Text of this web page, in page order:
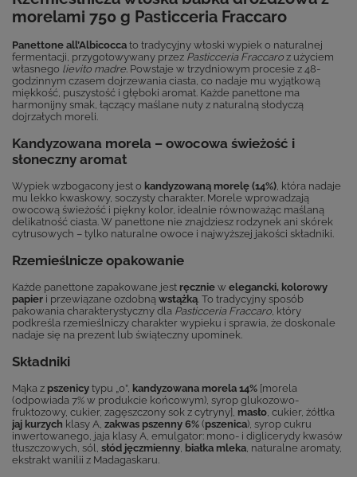
morelami 750 g Pasticceria Fraccaro
Panettone all’Albicocca to tradycyjny włoski wypiek o naturalnej
fermentacji, przygotowywany przez Pasticceria Fraccaro z użyciem
własnego lievito madre. Powstaje w trzydniowym procesie z 48-
godzinnym czasem dojrzewania ciasta, co nadaje mu wyjątkową
miękkość, puszystość i głęboki aromat. Każde panettone ma
harmonijny smak, łączący maślane nuty z naturalną słodyczą
dojrzałych moreli.
Kandyzowana morela – owocowa świeżość i
słoneczny aromat
Wypiek wzbogacony jest o kandyzowaną morelę (14%), która nadaje
mu lekko kwaskowy, soczysty charakter. Morele wprowadzają
owocową świeżość i piękny kolor, idealnie równoważąc maślaną
delikatność ciasta. W panettone nie znajdziesz rodzynek ani skórek
cytrusowych – tylko naturalne owoce i najwyższej jakości składniki.
Rzemieślnicze opakowanie
Każde panettone zapakowane jest ręcznie w elegancki, kolorowy
papier i przewiązane ozdobną wstążką. To tradycyjny sposób
pakowania charakterystyczny dla Pasticceria Fraccaro, który
podkreśla rzemieślniczy charakter wypieku i sprawia, że doskonale
nadaje się na prezent lub świąteczny upominek.
Składniki
Mąka z pszenicy typu „0”, kandyzowana morela 14% [morela
(odpowiada 7% w produkcie końcowym), syrop glukozowo-
fruktozowy, cukier, zagęszczony sok z cytryny], masło, cukier, żółtka
jaj kurzych klasy A, zakwas pszenny 6% (pszenica), syrop cukru
inwertowanego, jaja klasy A, emulgator: mono- i diglicerydy kwasów
tłuszczowych, sól, słód jęczmienny, białka mleka, naturalne aromaty,
ekstrakt wanilii z Madagaskaru.